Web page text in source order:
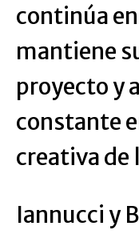
continúa
mantiene
proyecto y
constante
creativa de
Iannucci y